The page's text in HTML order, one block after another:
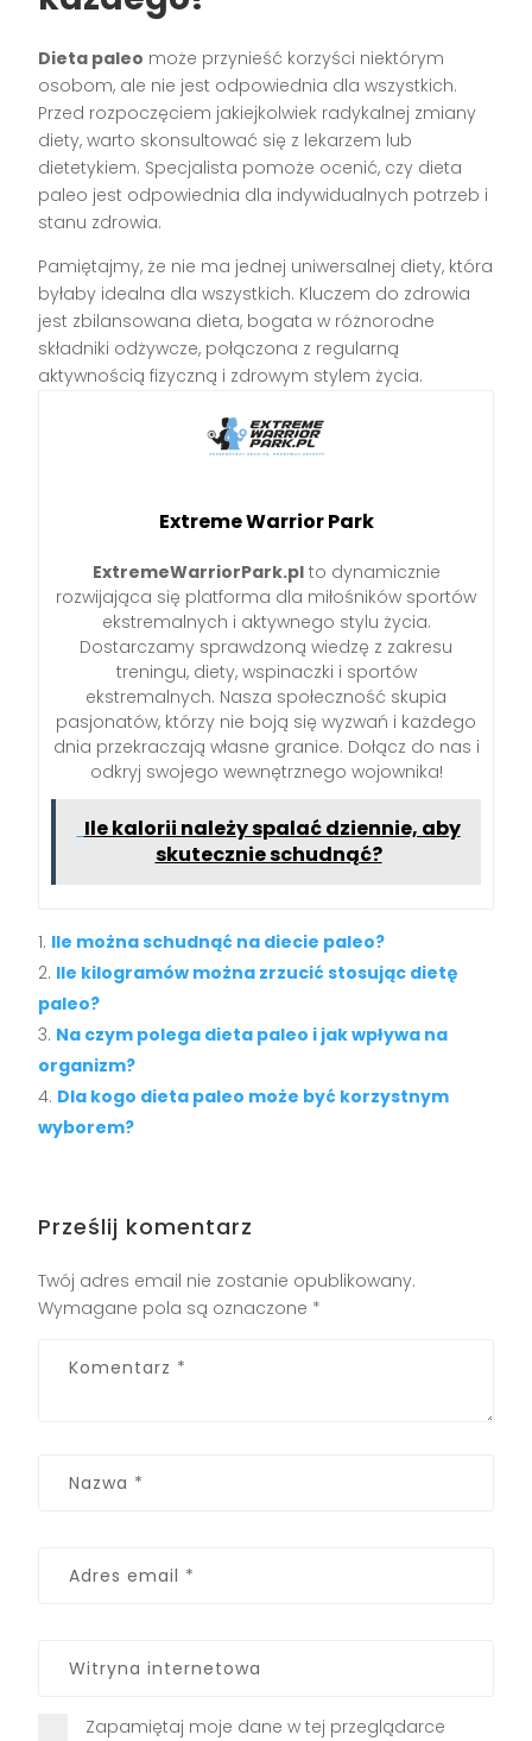
Dieta paleo może przynieść korzyści niektórym
osobom, ale nie jest odpowiednia dla wszystkich.
Przed rozpoczęciem jakiejkolwiek radykalnej zmiany
diety, warto skonsultować się z lekarzem lub
dietetykiem. Specjalista pomoże ocenić, czy dieta
paleo jest odpowiednia dla indywidualnych potrzeb i
stanu zdrowia.
Pamiętajmy, że nie ma jednej uniwersalnej diety, która
byłaby idealna dla wszystkich. Kluczem do zdrowia
jest zbilansowana dieta, bogata w różnorodne
składniki odżywcze, połączona z regularną
aktywnością fizyczną i zdrowym stylem życia.
Extreme Warrior Park
ExtremeWarriorPark.plto dynamicznie
rozwijająca się platforma dla miłośników sportów
ekstremalnych i aktywnego stylu życia.
Dostarczamy sprawdzoną wiedzę z zakresu
treningu, diety, wspinaczki i sportów
ekstremalnych. Nasza społeczność skupia
pasjonatów, którzy nie boją się wyzwań i każdego
dnia przekraczają własne granice. Dołącz do nas i
odkryj swojego wewnętrznego wojownika!
Ile kalorii należy spalać dziennie, aby
skutecznie schudnąć?
Ile można schudnąć na diecie paleo?
Ile kilogramów można zrzucić stosując dietę
paleo?
Na czym polega dieta paleo i jak wpływa na
organizm?
Dla kogo dieta paleo może być korzystnym
wyborem?
Prześlij komentarz
Twój adres email nie zostanie opublikowany.
Wymagane pola są oznaczone *
Zapamiętaj moje dane w tej przeglądarce